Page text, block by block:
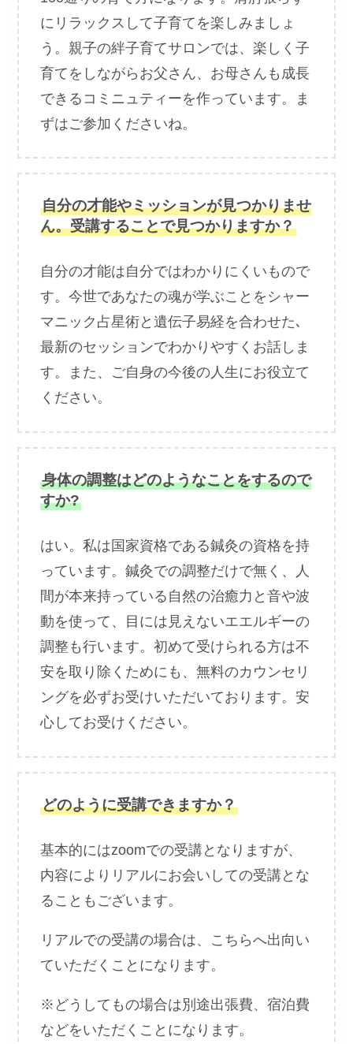
にリラックスして子育てを楽しみましょ
う。親子の絆子育てサロンでは、楽しく子
育てをしながらお父さん、お母さんも成長
できるコミニュティーを作っています。ま
ずはご参加くださいね。
自分の才能やミッションが見つかりませ
ん。受講することで見つかりますか？
自分の才能は自分ではわかりにくいもので
す。今世であなたの魂が学ぶことをシャー
マニック占星術と遺伝子易経を合わせた､
最新のセッションでわかりやすくお話しま
す。また、ご自身の今後の人生にお役立て
ください。
身体の調整はどのようなことをするので
すか?
はい。私は国家資格である鍼灸の資格を持
っています。鍼灸での調整だけで無く、人
間が本来持っている自然の治癒力と音や波
動を使って、目には見えないエエルギーの
調整も行います。初めて受けられる方は不
安を取り除くためにも、無料のカウンセリ
ングを必ずお受けいただいております。安
心してお受けください。
どのように受講できますか？
基本的にはzoomでの受講となりますが、
内容によりリアルにお会いしての受講とな
ることもございます。
リアルでの受講の場合は、こちらへ出向い
ていただくことになります。
※どうしてもの場合は別途出張費、宿泊費
などをいただくことになります。